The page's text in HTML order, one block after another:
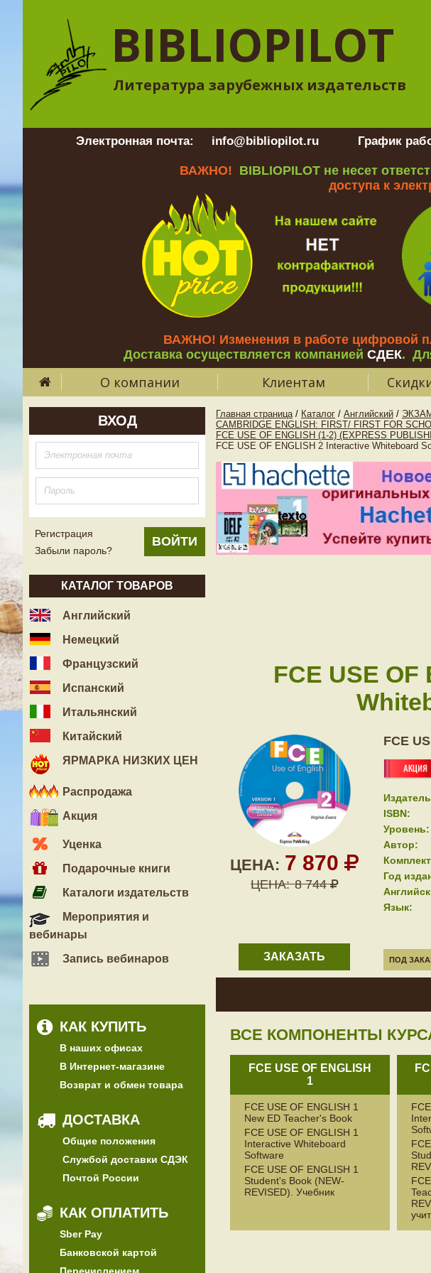
BIBLIOPILOT
Литература зарубежных издательств
Электронная почта: info@bibliopilot.ru График
ВАЖНО! BIBLIOPILOT не несет
доступа к
ВАЖНО! Изменения в работе цифровой
Доставка осуществляется компанией СДЕК.
О компании Клиентам
ВХОД
Регистрация
Забыли пароль?
КАТАЛОГ ТОВАРОВ
Английский
Немецкий
Французский
Испанский
Итальянский
Китайский
ЯРМАРКА НИЗКИХ ЦЕН
Распродажа
Акция
Уценка
Подарочные книги
Каталоги издательств
Мероприятия и
вебинары
Запись вебинаров
КАК КУПИТЬ
В наших офисах
В Интернет-магазине
Возврат и обмен товара
ДОСТАВКА
Общие положения
Службой доставки СДЭК
Почтой России
КАК ОПЛАТИТЬ
Sber Pay
Банковской картой
Главная страница / Каталог / Английский /
CAMBRIDGE ENGLISH: FIRST/ FIRST FOR
FCE USE OF ENGLISH (1-2) (EXPRESS
FCE USE OF ENGLISH 2 Interactive Whiteboard
FCE USE
ЦЕНА: 7 870
ЦЕНА: 8 744
FCE
ISBN:
Уровень:
Автор:
Год
Язык:
ЗАКАЗАТЬ ПОД
ВСЕ КОМПОНЕНТЫ
FCE USE OF ENGLISH
1
FCE USE OF ENGLISH 1
New ED Teacher's Book
FCE USE OF ENGLISH 1
Interactive Whiteboard
Software
FCE USE OF ENGLISH 1
Student's Book (NEW-
REVISED). Учебник